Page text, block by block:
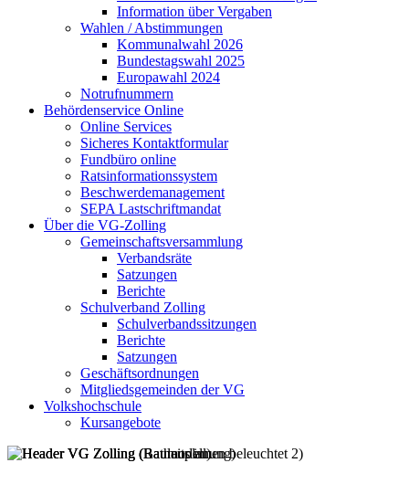
Information über Vergaben
Wahlen / Abstimmungen
Kommunalwahl 2026
Bundestagswahl 2025
Europawahl 2024
Notrufnummern
Behördenservice Online
Online Services
Sicheres Kontaktformular
Fundbüro online
Ratsinformationssystem
Beschwerdemanagement
SEPA Lastschriftmandat
Über die VG-Zolling
Gemeinschaftsversammlung
Verbandsräte
Satzungen
Berichte
Schulverband Zolling
Schulverbandssitzungen
Berichte
Satzungen
Geschäftsordnungen
Mitgliedsgemeinden der VG
Volkshochschule
Kursangebote